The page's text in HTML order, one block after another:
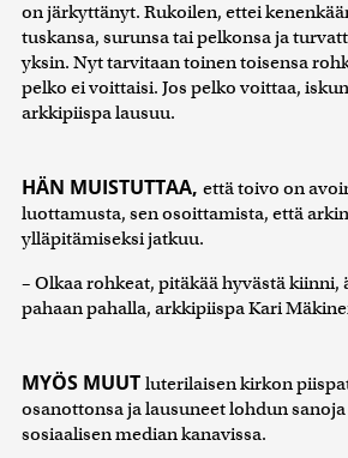
on järkyttänyt. Rukoilen, ettei
tuskansa, surunsa tai pelkonsa ja
yksin. Nyt tarvitaan toinen toisensa
pelko ei voittaisi. Jos pelko voittaa,
arkkipiispa lausuu.
HÄN MUISTUTTAA, että toivo on
luottamusta, sen osoittamista, että
ylläpitämiseksi jatkuu.
– Olkaa rohkeat, pitäkää hyvästä kiinni,
pahaan pahalla, arkkipiispa Kari
MYÖS MUUT luterilaisen kirkon
osanottonsa ja lausuneet lohdun
sosiaalisen median kanavissa.